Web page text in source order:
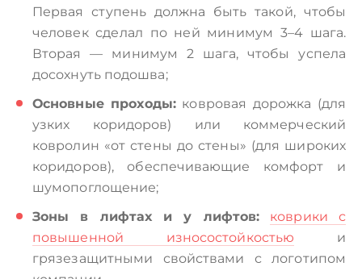
Первая ступень должна быть такой, чтобы
человек сделал по ней минимум 3–4 шага.
Вторая — минимум 2 шага, чтобы успела
досохнуть подошва;
Основные проходы:ковровая дорожка (для
узких коридоров) или коммерческий
ковролин «от стены до стены» (для широких
коридоров), обеспечивающие комфорт и
шумопоглощение;
Зоны в лифтах и у лифтов:
коврики с
повышенной износостойкостью и
грязезащитными свойствами с логотипом